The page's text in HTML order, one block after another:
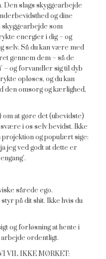
slags skyggearbejde
og dine
som
energier i dig – og
selv. Så du kan være med
gennem dem – så de
– og forvandler sig til dyb
opløses, og du kan
den omsorg og kærlighed,
at gøre det (ubevidste)
i os selv bevidst. Ikke
og populært sige:
jeg ved godt at dette er
sårede ego.
på dit shit. Ikke hvis du
og forløsning at hente i
ordentligt.
VIL IKKE MØRKET: